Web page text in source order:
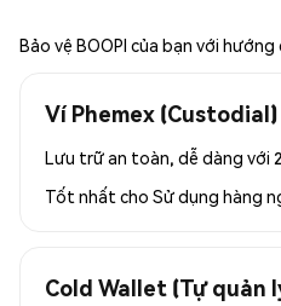
Bảo vệ BOOPI của bạn với
Ví Phemex (Custodial)
Lưu trữ an toàn, dễ dàng với
Tốt nhất cho Sử dụng hàng
Cold Wallet (Tự quản